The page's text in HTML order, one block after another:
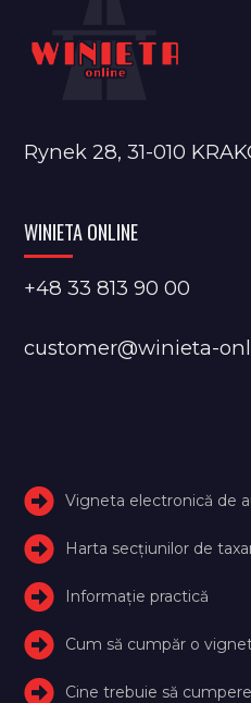
Rynek 28, 31-010
WINIETA ONLINE
+48 33 813 90 00
customer@winieta-
Vigneta electronică de
Harta secțiunilor de
Informație practică
Cum să cumpăr o
Cine trebuie să